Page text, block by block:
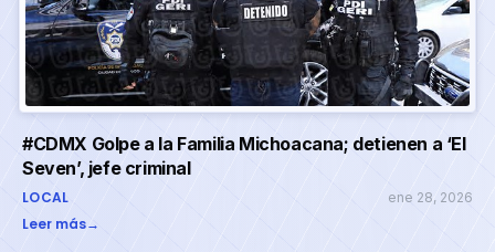
#CDMX Golpe a la Familia Michoacana; detienen a ‘El
Seven’, jefe criminal
LOCAL ene 28, 2026
Leer más→